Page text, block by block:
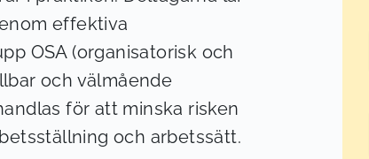
effektiva
OSA (organisatorisk och
och välmående
för att minska risken
och arbetssätt.